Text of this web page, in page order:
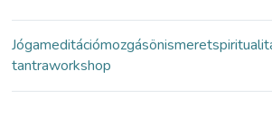
Jógameditációmozgásönismeret
tantraworkshop